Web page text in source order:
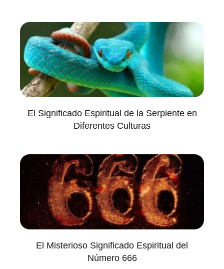
El Significado Espiritual de la Serpiente en
Diferentes Culturas
El Misterioso Significado Espiritual del
Número 666